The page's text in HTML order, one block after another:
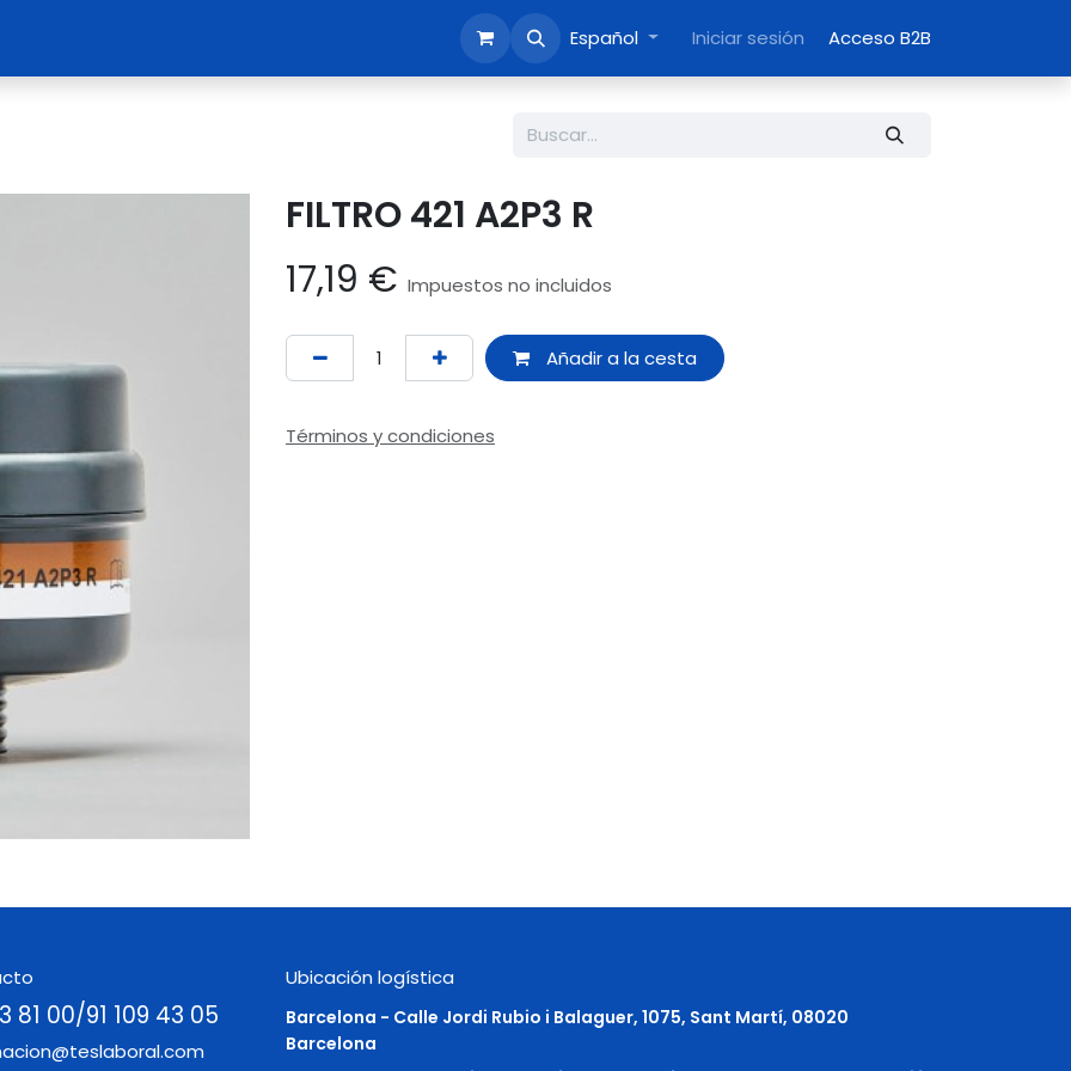
Revisión EPI365 Español Iniciar sesión Acceso B2B
FILTRO 421 A2P3 R
17,19 € Impuestos no incluidos
Añadir a la cesta
Términos y condiciones
81 00/91 109 43 05
Ubicación logística
Barcelona - Calle Jordi Rubio i Balaguer, 1075, Sant Martí, 08020
Barcelona